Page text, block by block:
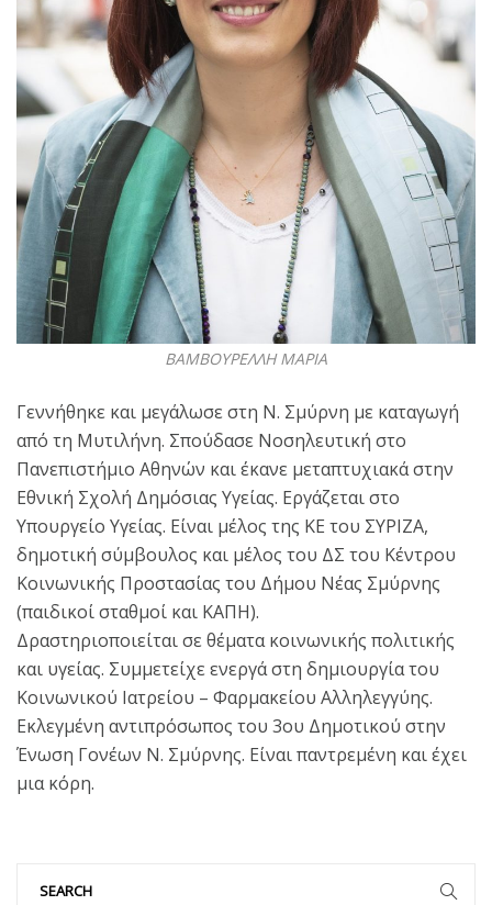
ΒΑΜΒΟΥΡΕΛΛΗ ΜΑΡΙΑ
Γεννήθηκε και μεγάλωσε στη Ν. Σμύρνη με καταγωγή
από τη Μυτιλήνη. Σπούδασε Νοσηλευτική στο
Πανεπιστήμιο Αθηνών και έκανε μεταπτυχιακά στην
Εθνική Σχολή Δημόσιας Υγείας. Εργάζεται στο
Υπουργείο Υγείας. Είναι μέλος της ΚΕ του ΣΥΡΙΖΑ,
δημοτική σύμβουλος και μέλος του ΔΣ του Κέντρου
Κοινωνικής Προστασίας του Δήμου Νέας Σμύρνης
(παιδικοί σταθμοί και ΚΑΠΗ).
Δραστηριοποιείται σε θέματα κοινωνικής πολιτικής
και υγείας. Συμμετείχε ενεργά στη δημιουργία του
Κοινωνικού Ιατρείου – Φαρμακείου Αλληλεγγύης.
Εκλεγμένη αντιπρόσωπος του 3ου Δημοτικού στην
Ένωση Γονέων Ν. Σμύρνης. Είναι παντρεμένη και έχει
μια κόρη.